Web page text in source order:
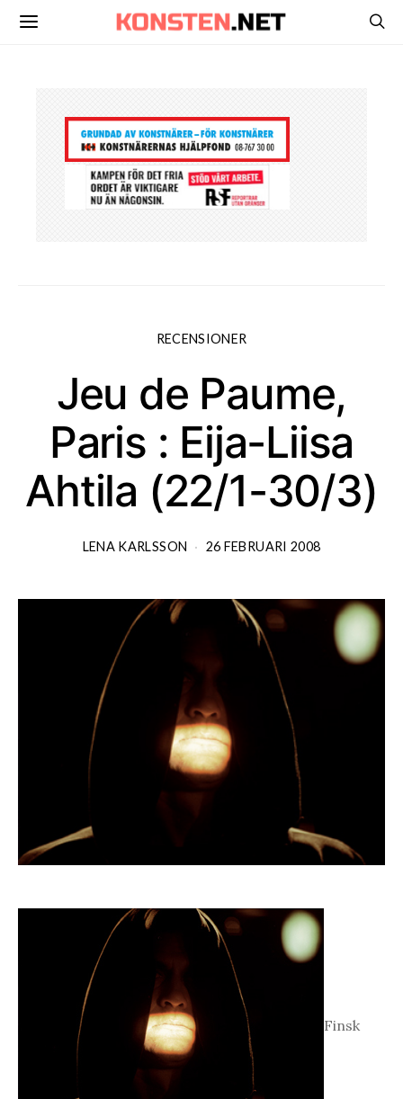
RECENSIONER
Jeu de Paume,
Paris : Eija-Liisa
Ahtila (22/1-30/3)
LENA KARLSSON 26 FEBRUARI 2008
Finsk